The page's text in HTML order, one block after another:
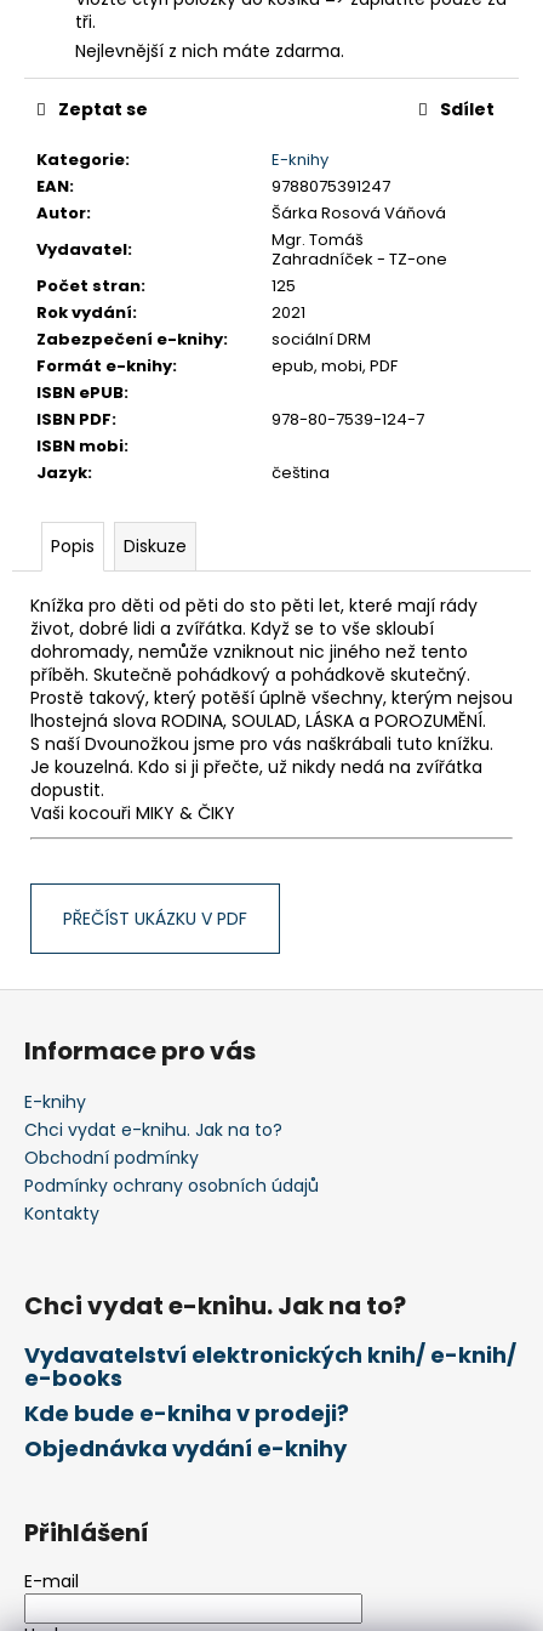
tři.
Nejlevnější z nich máte zdarma.
Kategorie:
E-knihy
EAN:
9788075391247
Autor:
Šárka Rosová Váňová
Vydavatel:
Mgr. Tomáš
Zahradníček - TZ-one
Počet stran:
125
Rok vydání:
2021
Zabezpečení e-knihy:
sociální DRM
Formát e-knihy:
epub, mobi, PDF
ISBN ePUB:
ISBN PDF:
978-80-7539-124-7
ISBN mobi:
Jazyk: čeština
Zeptat se Sdílet
Popis Diskuze
Knížka pro děti od pěti do sto pěti let, které mají rády
život, dobré lidi a zvířátka. Když se to vše skloubí
dohromady, nemůže vzniknout nic jiného než tento
příběh. Skutečně pohádkový a pohádkově skutečný.
Prostě takový, který potěší úplně všechny, kterým nejsou
lhostejná slova RODINA, SOULAD, LÁSKA a POROZUMĚNÍ.
S naší Dvounožkou jsme pro vás naškrábali tuto knížku.
Je kouzelná. Kdo si ji přečte, už nikdy nedá na zvířátka
dopustit.
Vaši kocouři MIKY & ČIKY
PŘEČÍST UKÁZKU V PDF
e
m
Z
Informace pro vás
E-knihy
Chci vydat e-knihu. Jak na to?
Obchodní podmínky
Podmínky ochrany osobních údajů
Kontakty
Chci vydat e-knihu. Jak na to?
Vydavatelství elektronických knih/ e-knih/
e-books
Kde bude e-kniha v prodeji?
Objednávka vydání e-knihy
Přihlášení
E-mail